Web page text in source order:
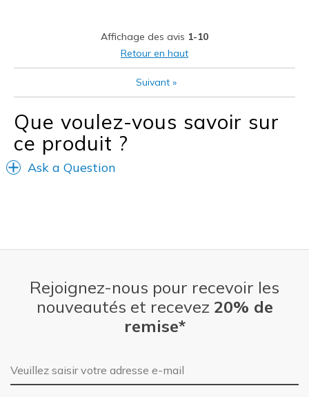
Special Occasions
Sizing
Feels true to size
View On Shoes
I'm Into Shoes
Affichage des avis 1-10
Retour en haut
Suivant »
Que voulez-vous savoir sur
ce produit ?
Ask a Question
Rejoignez-nous pour recevoir les
nouveautés et recevez 20% de
remise*
Adresse e-mail